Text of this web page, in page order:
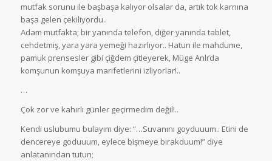
mutfak sorunu ile başbaşa kalıyor olsalar da, artık tok karnına
başa gelen çekiliyordu..
Adam mutfakta; bir yanında telefon, diğer yanında tablet,
cehdetmiş, yara yara yemeği hazırlıyor.. Hatun ile mahdume,
pamuk prensesler gibi çiğdem çitleyerek, Müge Anlı’da
komşunun komşuya marifetlerini izliyorlar!..
…
Çok zor ve kahırlı günler geçirmedim değil!..
Kendi uslubumu bulayım diye: “…Suvanını goyduuum.. Etini de
dencereye goduuum, eylece bişmeye bırakduum!” diye
anlatanından tutun;